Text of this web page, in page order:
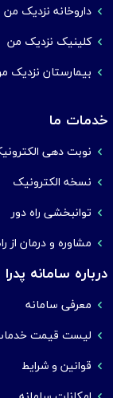
داروخانه نزدیک من
کلینیک نزدیک من
بیمارستان نزدیک
خدمات ما
نوبت دهی
نسخه الکترونیک
توانبخشی راه دور
مشاوره و درمان از
درباره سامانه پدرا
معرفی سامانه
لیست قیمت
قوانین و شرایط